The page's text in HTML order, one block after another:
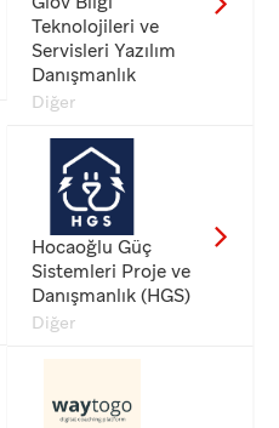
Teknolojileri ve
Servisleri Yazılım
Danışmanlık
Diğer
Hocaoğlu Güç
Sistemleri Proje ve
Danışmanlık (HGS)
Diğer